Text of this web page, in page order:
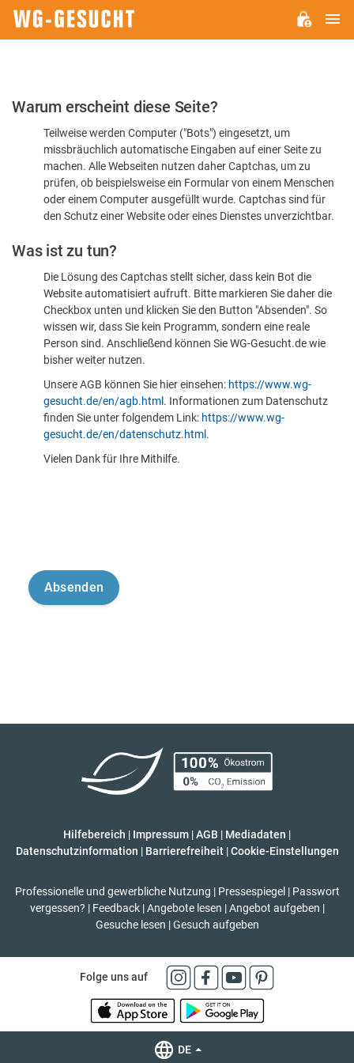
Bitte
dass
sind
Warum erscheint diese Seite?
Teilweise werden Computer ("Bots") eingesetzt, um
missbräuchlich automatische Eingaben auf einer Seite zu
machen. Alle Webseiten nutzen daher Captchas, um zu
prüfen, ob beispielsweise ein Formular von einem Menschen
oder einem Computer ausgefüllt wurde. Captchas sind für
den Schutz einer Website oder eines Dienstes unverzichtbar.
Was ist zu tun?
Die Lösung des Captchas stellt sicher, dass kein Bot die
Website automatisiert aufruft. Bitte markieren Sie daher die
Checkbox unten und klicken Sie den Button "Absenden". So
wissen wir, dass Sie kein Programm, sondern eine reale
Person sind. Anschließend können Sie WG-Gesucht.de wie
bisher weiter nutzen.
Unsere AGB können Sie hier einsehen: https://www.wg-
gesucht.de/en/agb.html . Informationen zum Datenschutz
finden Sie unter folgendem Link: https://www.wg-
gesucht.de/en/datenschutz.html .
Vielen Dank für Ihre Mithilfe.
Hilfebereich | Impressum |AGB | Mediadaten |
Datenschutzinformation | Barrierefreiheit | Cookie-Einstellungen
Professionelle und gewerbliche Nutzung | Pressespiegel | Passwort
vergessen? | Feedback | Angebote lesen | Angebot aufgeben |
Gesuche lesen | Gesuch aufgeben
Folge uns auf
DE